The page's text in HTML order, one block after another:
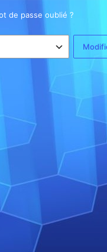
de passe oublié ?